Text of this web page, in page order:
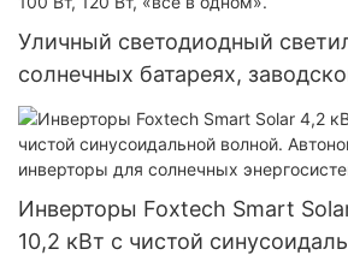
Уличный светодиодный
солнечных батареях,
сверхъяркий, 50 Вт, 60 Вт, 80E,
«все в одном».
Инверторы Foxtech Smart
10,2 кВт с чистой